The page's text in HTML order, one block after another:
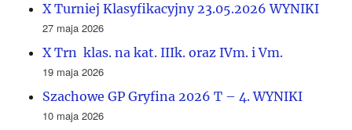
X Turniej Klasyfikacyjny 23.05.2026 WYNIKI
27 maja 2026
X Trn klas. na kat. IIIk. oraz IVm. i Vm.
19 maja 2026
Szachowe GP Gryfina 2026 T – 4. WYNIKI
10 maja 2026